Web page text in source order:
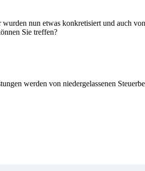
nun etwas konkretisiert und auch
Sie treffen?
werden von niedergelassenen